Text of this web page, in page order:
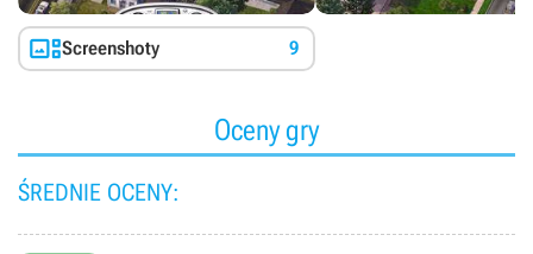
śmigłowcem i kierujemy nim w taki sposób, by jak
najskuteczniej usunąć skutki katastrofy lub zapobiec
przestępstwu. Oprócz tego, w stosunku do pierwowzoru
miasto mogą nawiedzić nowe rodzaje katastrof, a samą
metropolię możemy wznosić w czterech nowych stylach.
obiektów. Warto odnotować, że add-on wymaga do działania
Screenshoty 9
Oceny gry
ŚREDNIE OCENY: